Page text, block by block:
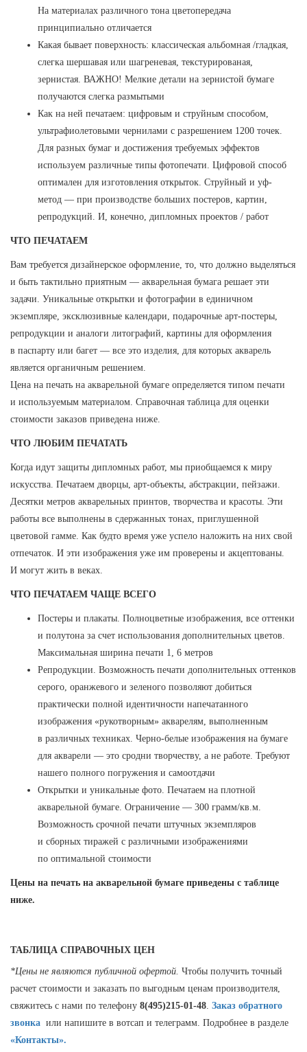
На материалах различного тона цветопередача
принципиально отличается
Какая бывает поверхность: классическая альбомная /гладкая,
слегка шершавая или шагреневая, текстурированая,
зернистая. ВАЖНО! Мелкие детали на зернистой бумаге
получаются слегка размытыми
Как на ней печатаем: цифровым и струйным способом,
ультрафиолетовыми чернилами с разрешением 1200 точек.
Для разных бумаг и достижения требуемых эффектов
используем различные типы фотопечати. Цифровой способ
оптимален для изготовления открыток. Струйный и уф-
метод — при производстве больших постеров, картин,
репродукций. И, конечно, дипломных проектов / работ
ЧТО ПЕЧАТАЕМ
Вам требуется дизайнерское оформление, то, что должно выделяться
и быть тактильно приятным — акварельная бумага решает эти
задачи. Уникальные открытки и фотографии в единичном
экземпляре, эксклюзивные календари, подарочные арт-постеры,
репродукции и аналоги литографий, картины для оформления
в паспарту или багет — все это изделия, для которых акварель
является органичным решением.
Цена на печать на акварельной бумаге определяется типом печати
и используемым материалом. Справочная таблица для оценки
стоимости заказов приведена ниже.
ЧТО ЛЮБИМ ПЕЧАТАТЬ
Когда идут защиты дипломных работ, мы приобщаемся к миру
искусства. Печатаем дворцы, арт-объекты, абстракции, пейзажи.
Десятки метров акварельных принтов, творчества и красоты. Эти
работы все выполнены в сдержанных тонах, приглушенной
цветовой гамме. Как будто время уже успело наложить на них свой
отпечаток. И эти изображения уже им проверены и акцептованы.
И могут жить в веках.
ЧТО ПЕЧАТАЕМ ЧАЩЕ ВСЕГО
Постеры и плакаты. Полноцветные изображения, все оттенки
и полутона за счет использования дополнительных цветов.
Максимальная ширина печати 1, 6 метров
Репродукции. Возможность печати дополнительных оттенков
серого, оранжевого и зеленого позволяют добиться
практически полной идентичности напечатанного
изображения «рукотворным» акварелям, выполненным
в различных техниках. Черно-белые изображения на бумаге
для акварели — это сродни творчеству, а не работе. Требуют
нашего полного погружения и самоотдачи
Открытки и уникальные фото. Печатаем на плотной
акварельной бумаге. Ограничение — 300 грамм/кв.м.
Возможность срочной печати штучных экземпляров
и сборных тиражей с различными изображениями
по оптимальной стоимости
Цены на печать на акварельной бумаге приведены с таблице
ниже.
ТАБЛИЦА СПРАВОЧНЫХ ЦЕН
*Цены не являются публичной офертой. Чтобы получить точный
расчет стоимости и заказать по выгодным ценам производителя,
свяжитесь с нами по телефону 8(495)215-01-48. Заказ обратного
звонка или напишите в вотсап и телеграмм. Подробнее в разделе
«Контакты».